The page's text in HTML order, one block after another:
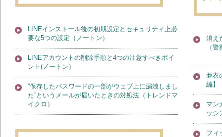
LINEインストール後の初期設定とセキュリティ上必
要な5つの設定（ノートン）
LINEアカウントの削除手順と4つの注意すべきポイ
ント(ノートン）
”保存したパスワードの一部がウェブ上に漏洩しまし
た”というメールが届いたときの対処法（トレンドマ
イクロ）
消え
（
亜衣
編】
マン
ッシ
フィ